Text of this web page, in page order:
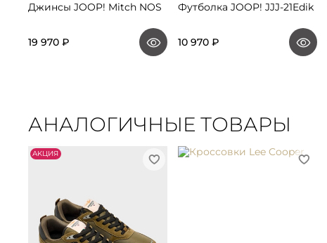
Джинсы JOOP! Mitch NOS
19 970 ₽
Футболка JOOP! JJJ-21Edik
10 970 ₽
АНАЛОГИЧНЫЕ ТОВАРЫ
АKЦИЯ